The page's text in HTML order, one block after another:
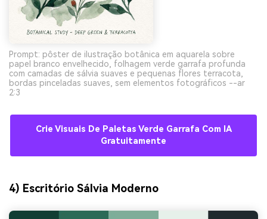
Prompt: pôster de ilustração botânica em aquarela sobre
papel branco envelhecido, folhagem verde garrafa profunda
com camadas de sálvia suaves e pequenas flores terracota,
bordas pinceladas suaves, sem elementos fotográficos --ar
2:3
Crie Visuais De Paletas Verde Garrafa Com IA
Gratuitamente
4) Escritório Sálvia Moderno